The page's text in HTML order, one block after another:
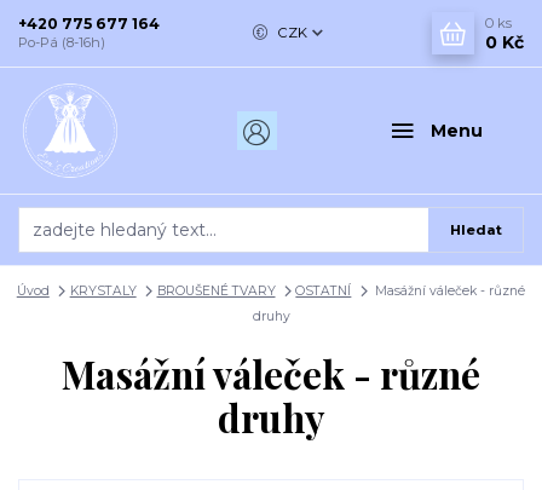
Menu
CZK
Hledat
+420 775 677 164
Po-Pá (8-16h)
0 ks
0 Kč
Úvod KRYSTALY BROUŠENÉ TVARY OSTATNÍ
Masážní váleček - různé
druhy
Masážní váleček - různé
druhy